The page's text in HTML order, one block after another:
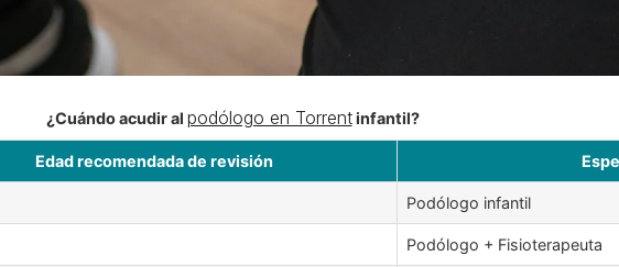
¿Cuándo acudir al podólogo en Torrentinfantil?
Edad recomendada de revisión
Podólogo infantil
Podólogo + Fisioterapeuta